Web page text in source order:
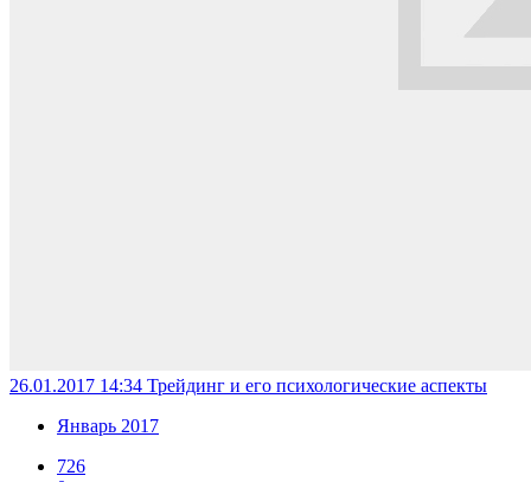
26.01.2017 14:34 Трейдинг и его психологические аспекты
Январь 2017
726